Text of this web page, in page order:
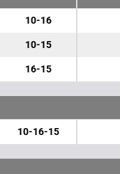
10-16
10-15
16-15
10-16-15